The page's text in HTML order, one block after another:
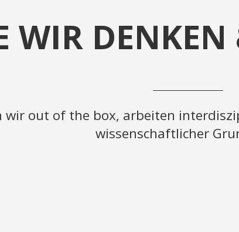
WIR DENKEN
wir out of the box, arbeiten
wissenschaftlicher